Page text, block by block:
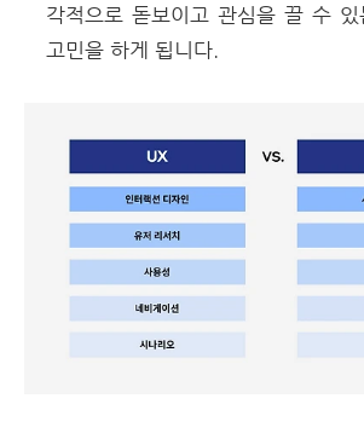
각적으로 돋보이고 관심을 끌 수 있
고민을 하게 됩니다.